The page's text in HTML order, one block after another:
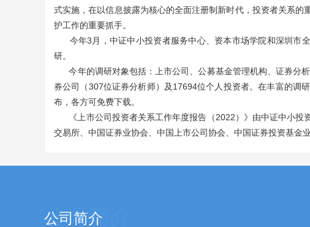
式实施，在以信息披露为核心的全面注册制新时代，投资者关系
护工作的重要抓手。
今年3月，中证中小投资者服务中心、资本市场学院和深圳市
研。
今年的调研对象包括：上市公司、公募基金管理机构、证券分
券公司（307位证券分析师）及17694位个人投资者。在丰富的调
布，各方可免费下载。
《上市公司投资者关系工作年度报告（2022）》由中证中小投
交易所、中国证券业协会、中国上市公司协会、中国证券投资基金
公司简介